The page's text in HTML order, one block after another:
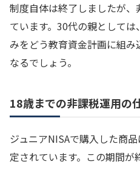
制度自体は終了しましたが
ています。30代の親として
みをどう教育資金計画に組
なるでしょう。
18歳までの非課税運用の
ジュニアNISAで購入した商
定されています。この期間